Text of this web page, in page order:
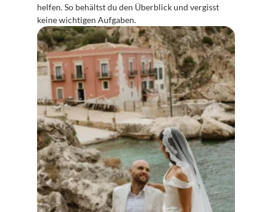
helfen. So behältst du den Überblick und vergisst
keine wichtigen Aufgaben.